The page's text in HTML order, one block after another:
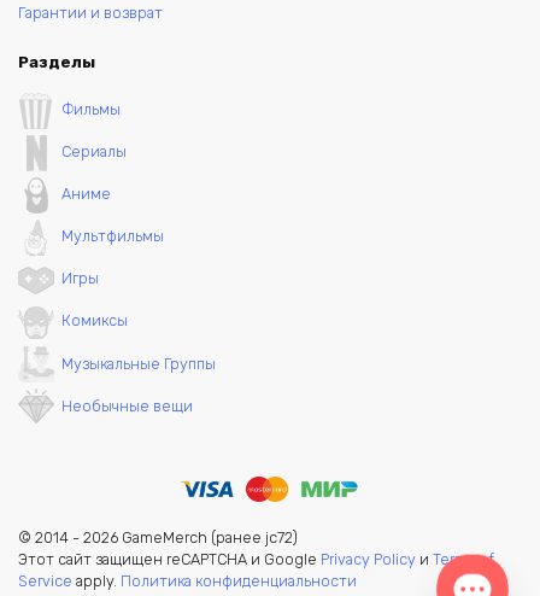
Гарантии и возврат
Разделы
Фильмы
Сериалы
Аниме
Мультфильмы
Игры
Комиксы
Музыкальные Группы
Необычные вещи
© 2014 - 2026 GameMerch (ранее jc72)
Этот сайт защищен reCAPTCHA и Google Privacy Policy и Terms of
Service apply. Политика конфиденциальности